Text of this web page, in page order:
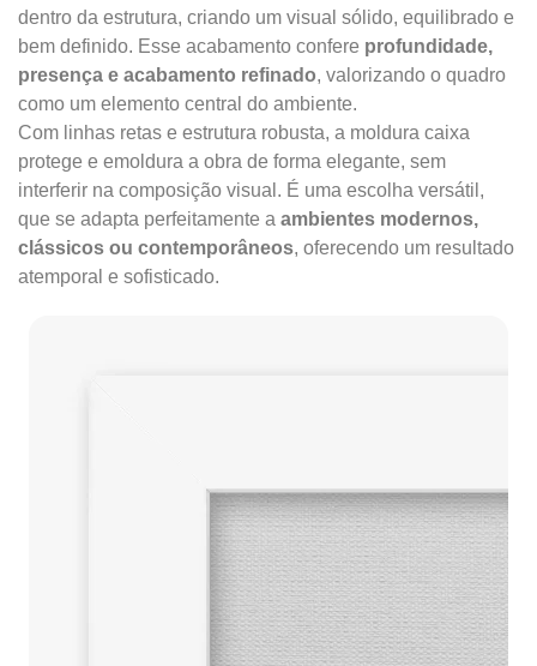
dentro da estrutura, criando um visual sólido, equilibrado e
bem definido. Esse acabamento confere profundidade,
presença e acabamento refinado, valorizando o quadro
como um elemento central do ambiente.
Com linhas retas e estrutura robusta, a moldura caixa
protege e emoldura a obra de forma elegante, sem
interferir na composição visual. É uma escolha versátil,
que se adapta perfeitamente a ambientes modernos,
clássicos ou contemporâneos, oferecendo um resultado
atemporal e sofisticado.